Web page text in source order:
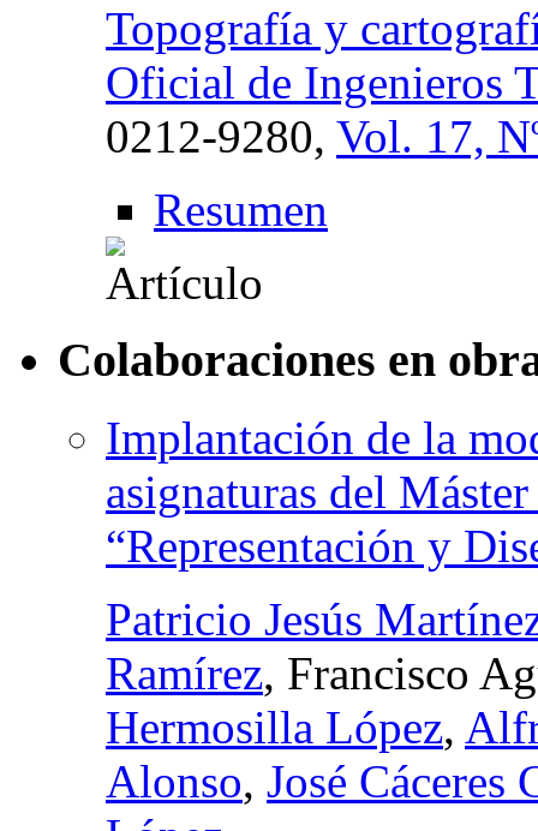
Topografía y
Oficial de Ingenieros
0212-9280, Vol. 17,
Resumen
Colaboraciones en
Implantación de la
asignaturas del
“Representación y
Patricio Jesús
Ramírez, Francisco
Hermosilla López,
Alonso, José Cáceres